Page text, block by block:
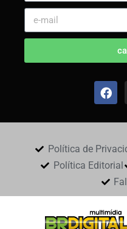
Política de
Política Editorial